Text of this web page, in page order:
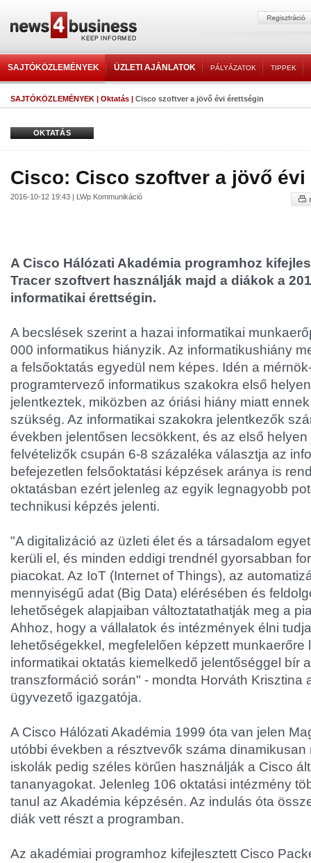
SAJTÓKÖZLEMÉNYEK ÜZLETI AJÁNLATOK PÁLYÁZATOK TIPPEK
SAJTÓKÖZLEMÉNYEK | Oktatás | Cisco szoftver a jövő évi érettségin
OKTATÁS
Cisco: Cisco szoftver a jövő
2016-10-12 19:43 | LWp Kommunikáció
A Cisco Hálózati Akadémia programhoz
Tracer szoftvert használják majd a diákok a
informatikai érettségin.
A becslések szerint a hazai informatikai
000 informatikus hiányzik. Az informatikushiány
a felsőoktatás egyedül nem képes. Idén a
programtervező informatikus szakokra első
jelentkeztek, miközben az óriási hiány miatt
szükség. Az informatikai szakokra jelentkezők
években jelentősen lecsökkent, és az első
felvételizők csupán 6-8 százaléka választja az
befejezetlen felsőoktatási képzések aránya is
oktatásban ezért jelenleg az egyik legnagyobb
technikusi képzés jelenti.
"A digitalizáció az üzleti élet és a társadalom
kerüli el, és minden eddigi trendnél gyorsabban
piacokat. Az IoT (Internet of Things), az
mennyiségű adat (Big Data) elérésében és
lehetőségek alapjaiban változtatathatják meg a
Ahhoz, hogy a vállalatok és intézmények élni
lehetőségekkel, megfelelően képzett munkaerőre
informatikai oktatás kiemelkedő jelentőséggel bír
transzformáció során" - mondta Horváth Krisztina
ügyvezető igazgatója.
A Cisco Hálózati Akadémia 1999 óta van jelen
utóbbi években a résztvevők száma dinamikusan
iskolák pedig széles körűen használják a Cisco
tananyagokat. Jelenleg 106 oktatási intézmény
tanul az Akadémia képzésén. Az indulás óta
diák vett részt a programban.
Az akadémiai programhoz kifejlesztett Cisco